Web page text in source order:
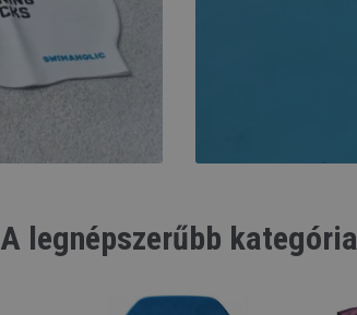
A legnépszerűbb kategória